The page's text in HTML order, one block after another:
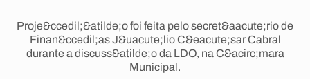
Proje&ccedil;&atilde;o foi feita pelo secret&aacute;rio de
Finan&ccedil;as J&uacute;lio C&eacute;sar Cabral
durante a discuss&atilde;o da LDO, na C&acirc;mara
Municipal.